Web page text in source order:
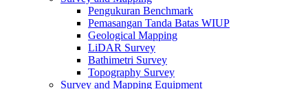
Pengukuran Benchmark
Pemasangan Tanda Batas WIUP
Geological Mapping
LiDAR Survey
Bathimetri Survey
Topography Survey
Survey and Mapping Equipment